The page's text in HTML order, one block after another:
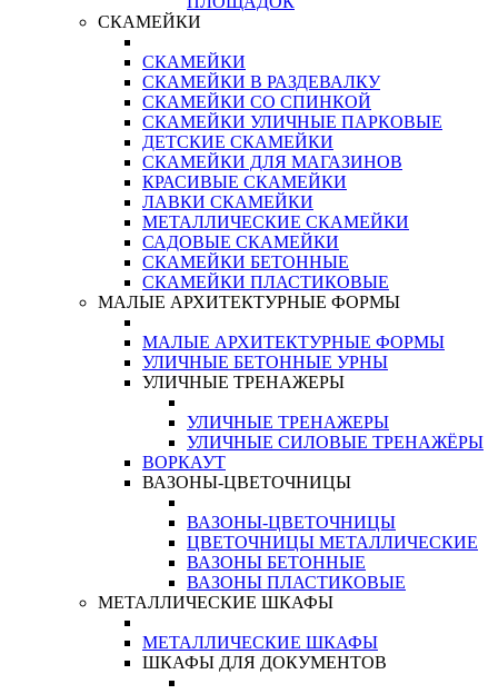
СКАМЕЙКИ
СКАМЕЙКИ
СКАМЕЙКИ В РАЗДЕВАЛКУ
СКАМЕЙКИ СО СПИНКОЙ
СКАМЕЙКИ УЛИЧНЫЕ ПАРКОВЫЕ
ДЕТСКИЕ СКАМЕЙКИ
СКАМЕЙКИ ДЛЯ МАГАЗИНОВ
КРАСИВЫЕ СКАМЕЙКИ
ЛАВКИ СКАМЕЙКИ
МЕТАЛЛИЧЕСКИЕ СКАМЕЙКИ
САДОВЫЕ СКАМЕЙКИ
СКАМЕЙКИ БЕТОННЫЕ
СКАМЕЙКИ ПЛАСТИКОВЫЕ
МАЛЫЕ АРХИТЕКТУРНЫЕ ФОРМЫ
МАЛЫЕ АРХИТЕКТУРНЫЕ ФОРМЫ
УЛИЧНЫЕ БЕТОННЫЕ УРНЫ
УЛИЧНЫЕ ТРЕНАЖЕРЫ
УЛИЧНЫЕ ТРЕНАЖЕРЫ
УЛИЧНЫЕ СИЛОВЫЕ ТРЕНАЖЁРЫ
ВОРКАУТ
ВАЗОНЫ-ЦВЕТОЧНИЦЫ
ВАЗОНЫ-ЦВЕТОЧНИЦЫ
ЦВЕТОЧНИЦЫ МЕТАЛЛИЧЕСКИЕ
ВАЗОНЫ БЕТОННЫЕ
ВАЗОНЫ ПЛАСТИКОВЫЕ
МЕТАЛЛИЧЕСКИЕ ШКАФЫ
МЕТАЛЛИЧЕСКИЕ ШКАФЫ
ШКАФЫ ДЛЯ ДОКУМЕНТОВ